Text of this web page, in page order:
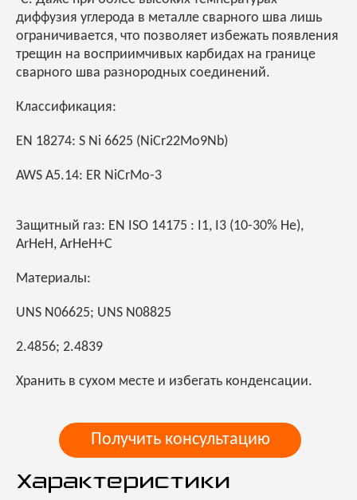
диффузия углерода в металле сварного шва лишь
ограничивается, что позволяет избежать появления
трещин на восприимчивых карбидах на границе
сварного шва разнородных соединений.
Классификация:
EN 18274: S Ni 6625 (NiCr22Mo9Nb)
AWS A5.14: ER NiCrMo-3
Защитный газ: EN ISO 14175 : I1, I3 (10-30% He),
ArHeH, ArHeH+C
Материалы:
UNS N06625; UNS N08825
2.4856; 2.4839
Хранить в сухом месте и избегать конденсации.
Получить консультацию
Характеристики